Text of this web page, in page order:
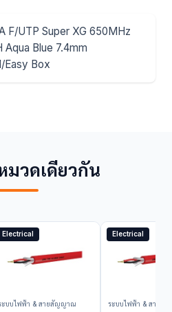
F/UTP Super XG 650MHz
Aqua Blue 7.4mm
Easy Box
มวดเดียวกัน
Electrical
ะบบไฟฟ้า & สายสัญญาณ
Electrical
ระบบไฟฟ้า & สายสั